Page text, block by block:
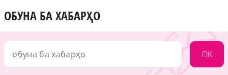
ОБУНА БА ХАБАРҲО
OK